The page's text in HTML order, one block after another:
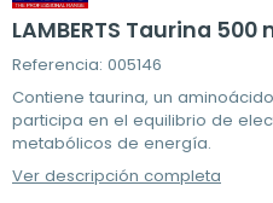
LAMBERTS Taurina
Referencia: 005146
Contiene taurina, un
participa en el equilibrio de
metabólicos de energía.
Ver descripción completa